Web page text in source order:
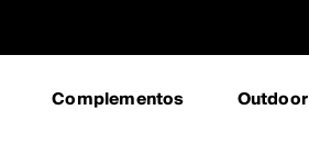
Complementos Outdoor